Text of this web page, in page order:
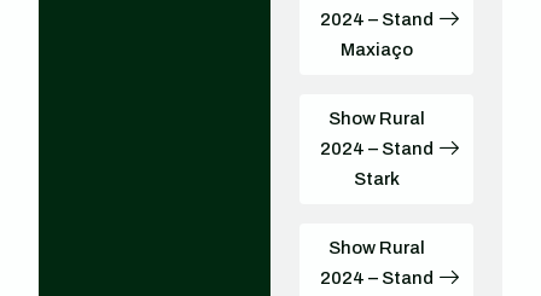
2024 – Stand
Maxiaço
Show Rural
2024 – Stand
Stark
Show Rural
2024 – Stand